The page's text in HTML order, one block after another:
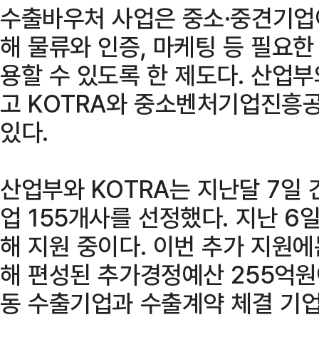
수출바우처 사업은 중소·중견기
해 물류와 인증, 마케팅 등 필요
용할 수 있도록 한 제도다. 산업
고 KOTRA와 중소벤처기업진흥
있다.
산업부와 KOTRA는 지난달 7일
업 155개사를 선정했다. 지난 6
해 지원 중이다. 이번 추가 지원
해 편성된 추가경정예산 255억
동 수출기업과 수출계약 체결 기